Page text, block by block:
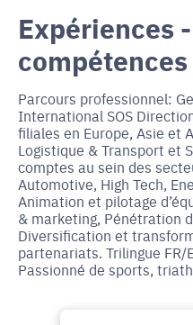
Expériences
compétences
Parcours professionnel:
International SOS
filiales en Europe, Asie et
Logistique & Transport et
comptes au sein des
Automotive, High Tech,
Animation et pilotage
& marketing, Pénétration
Diversification et
partenariats. Trilingue
Passionné de sports,